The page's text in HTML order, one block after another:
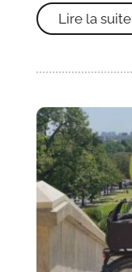
Lire la suite